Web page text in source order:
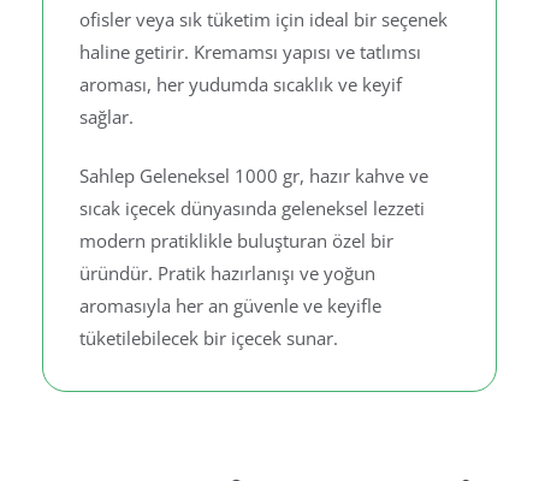
ofisler veya sık tüketim için ideal bir seçenek
haline getirir. Kremamsı yapısı ve tatlımsı
aroması, her yudumda sıcaklık ve keyif
sağlar.
Sahlep Geleneksel 1000 gr, hazır kahve ve
sıcak içecek dünyasında geleneksel lezzeti
modern pratiklikle buluşturan özel bir
üründür. Pratik hazırlanışı ve yoğun
aromasıyla her an güvenle ve keyifle
tüketilebilecek bir içecek sunar.